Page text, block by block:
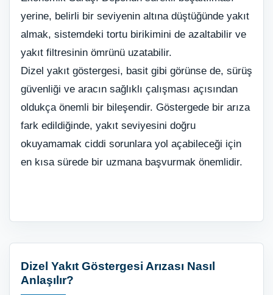
yerine, belirli bir seviyenin altına düştüğünde yakıt
almak, sistemdeki tortu birikimini de azaltabilir ve
yakıt filtresinin ömrünü uzatabilir.
Dizel yakıt göstergesi, basit gibi görünse de, sürüş
güvenliği ve aracın sağlıklı çalışması açısından
oldukça önemli bir bileşendir. Göstergede bir arıza
fark edildiğinde, yakıt seviyesini doğru
okuyamamak ciddi sorunlara yol açabileceği için
en kısa sürede bir uzmana başvurmak önemlidir.
Dizel Yakıt Göstergesi Arızası Nasıl
Anlaşılır?